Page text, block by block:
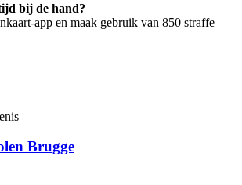
bij de hand?
app en maak gebruik van 850 straffe
Brugge